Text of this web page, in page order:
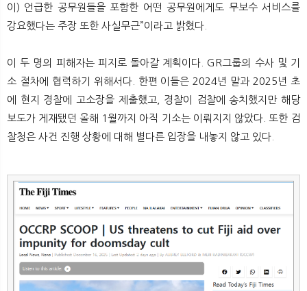
이) 언급한 공무원들을 포함한 어떤 공무원에게도 무보수 서비스를
강요했다는 주장 또한 사실무근”이라고 밝혔다.
이 두 명의 피해자는 피지로 돌아갈 계획이다. GR그룹의 수사 및 기
소 절차에 협력하기 위해서다. 한편 이들은 2024년 말과 2025년 초
에 현지 경찰에 고소장을 제출했고, 경찰이 검찰에 송치했지만 해당
보도가 게재됐던 올해 1월까지 아직 기소는 이뤄지지 않았다. 또한 검
찰청은 사건 진행 상황에 대해 별다른 입장을 내놓지 않고 있다.